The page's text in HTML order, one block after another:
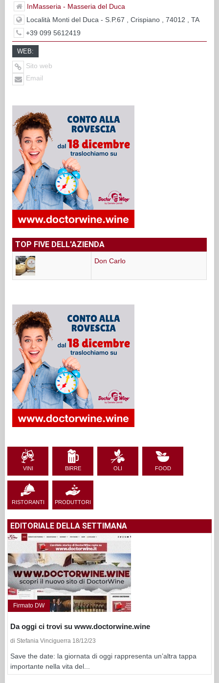
InMasseria - Masseria del Duca
Località Monti del Duca - S.P.67 , Crispiano , 74012 , TA
+39 099 5612419
WEB:
Sito web
Email
TOP FIVE DELL'AZIENDA
Don Carlo
VINI BIRRE OLI FOOD
RISTORANTI PRODUTTORI
EDITORIALE DELLA SETTIMANA
Firmato DW
Da oggi ci trovi su www.doctorwine.wine
di Stefania Vinciguerra 18/12/23
Save the date: la giornata di oggi rappresenta un’altra tappa
importante nella vita del...